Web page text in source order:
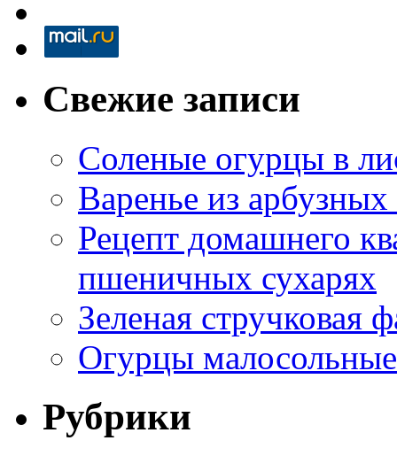
Свежие записи
Соленые огурцы в
Варенье из
Рецепт домашнего
пшеничных сухарях
Зеленая стручковая
Огурцы
Рубрики